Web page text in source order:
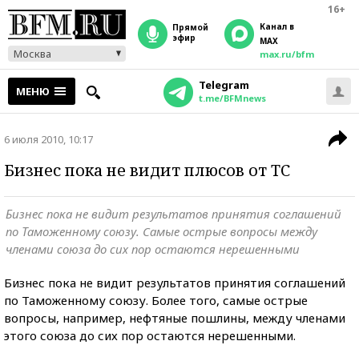
16+
Москва
прямой
эфир
Канал в
MAX
max.ru/bfm
МЕНЮ Telegram
t.me/BFMnews
6 июля 2010, 10:17
Бизнес пока не видит плюсов от ТС
Бизнес пока не видит результатов принятия соглашений
по Таможенному союзу. Cамые острые вопросы между
членами союза до сих пор остаются нерешенными
Бизнес пока не видит результатов принятия соглашений
по Таможенному союзу. Более того, самые острые
вопросы, например, нефтяные пошлины, между членами
этого союза до сих пор остаются нерешенными.